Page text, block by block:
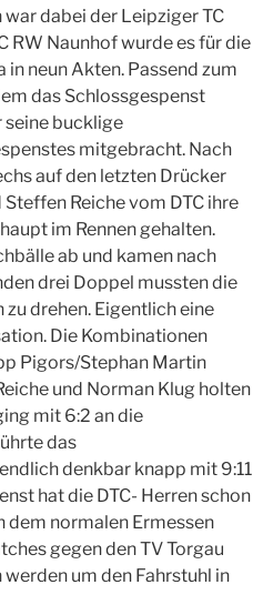
dabei der Leipziger TC
RW Naunhof wurde es für die
neun Akten. Passend zum
das Schlossgespenst
seine bucklige
mitgebracht. Nach
auf den letzten Drücker
Reiche vom DTC ihre
im Rennen gehalten.
ab und kamen nach
drei Doppel mussten die
drehen. Eigentlich eine
Die Kombinationen
Pigors/Stephan Martin
und Norman Klug holten
mit 6:2 an die
das
denkbar knapp mit 9:11
hat die DTC- Herren schon
dem normalen Ermessen
gegen den TV Torgau
um den Fahrstuhl in